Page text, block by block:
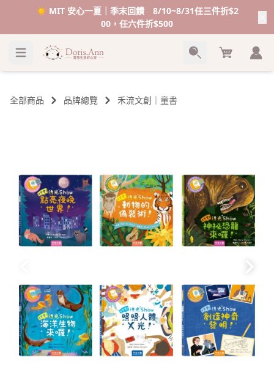
☀️ MIT 安心一夏｜季末回饋 8/10~8/31任三件折$2
00，任六件折$500
Cart
全部商品 品牌總覽 禾流文創｜童書